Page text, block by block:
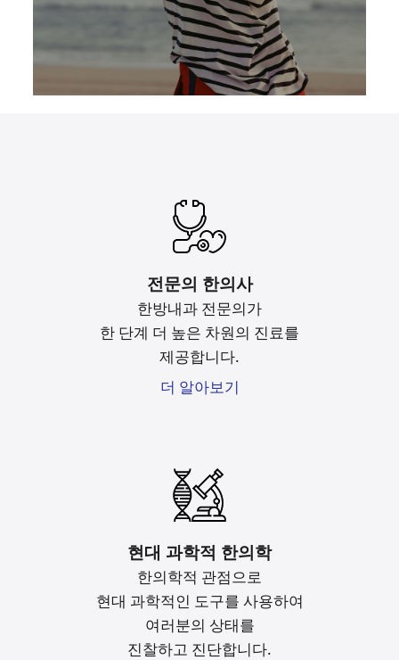
전문의 한의사
한방내과 전문의가
한 단계 더 높은 차원의 진료를
제공합니다.
더 알아보기
현대 과학적 한의학
한의학적 관점으로
현대 과학적인 도구를 사용하여
여러분의 상태를
진찰하고 진단합니다.